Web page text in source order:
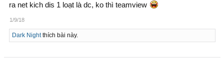
ra net kich dis 1 loạt là dc, ko thì teamview
1/9/18
Dark Nightthích bài này.